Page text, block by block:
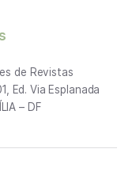
de Revistas
Ed. Via Esplanada
– DF